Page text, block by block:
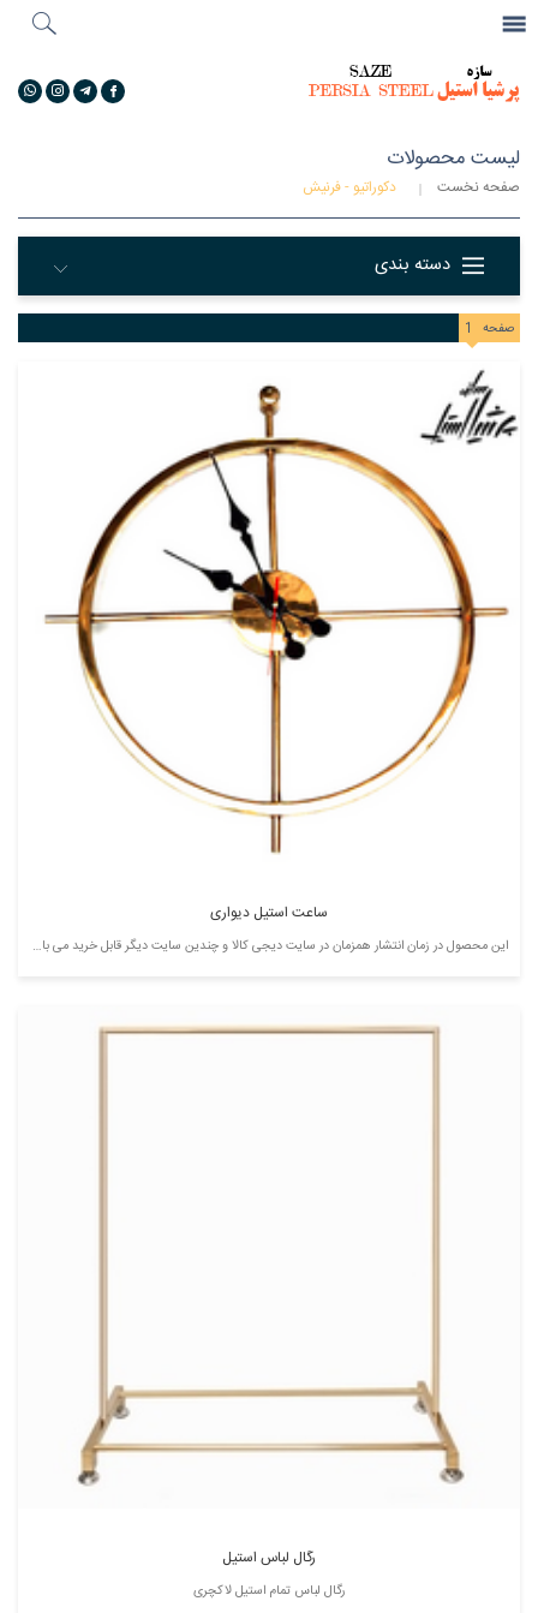
جستجو
لیست محصولات
صفحه نخست دکوراتیو - فرنیش
دسته بندی
صفحه 1
ساعت استیل دیواری
این محصول در زمان انتشار همزمان در سایت دیجی کالا و چندین سایت دیگر قابل خرید می باشد
رگال لباس استیل
رگال لباس تمام استیل لاکچری